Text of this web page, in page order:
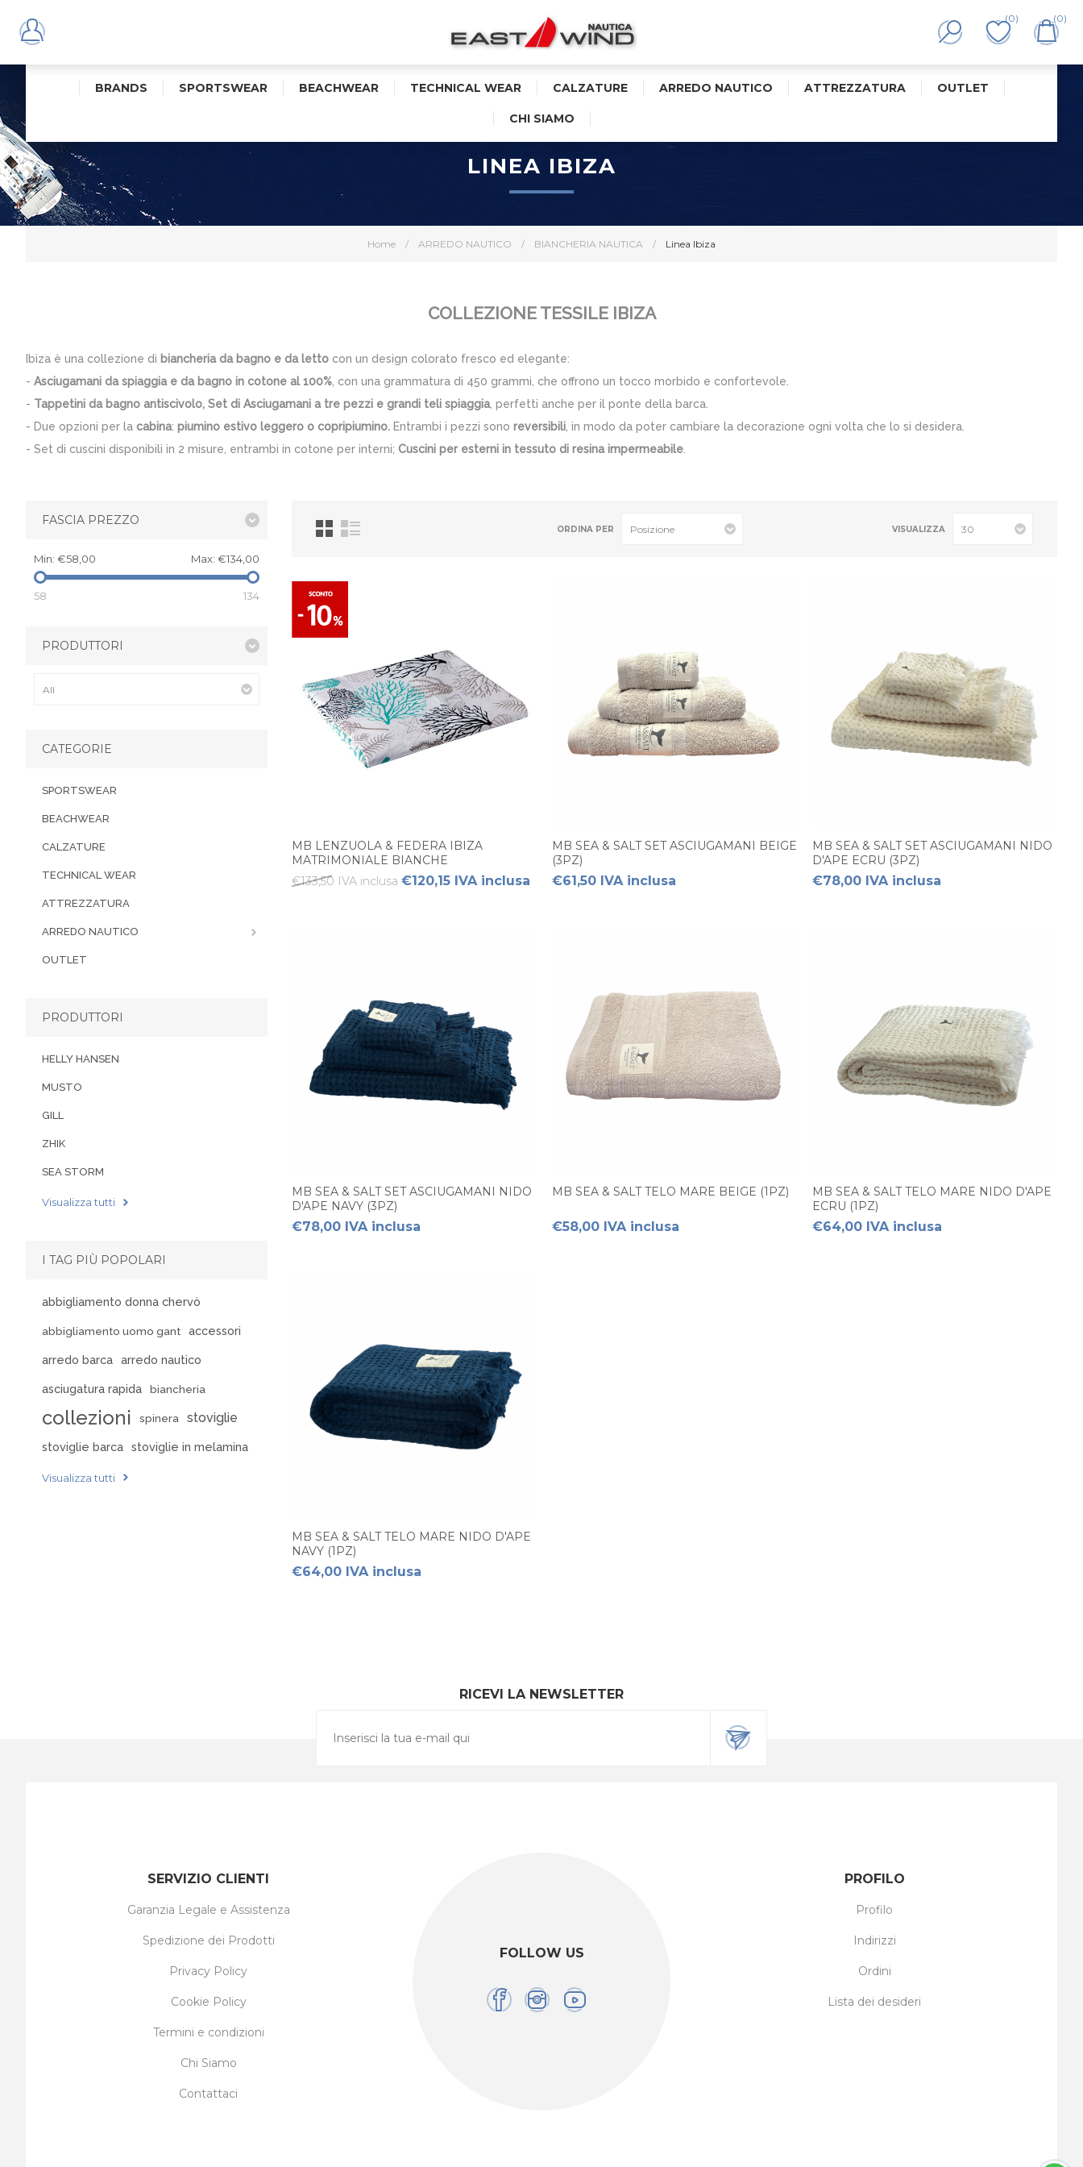
(0) (0)
BRANDS SPORTSWEAR BEACHWEAR TECHNICAL WEAR CALZATURE ARREDO NAUTICO ATTREZZATURA OUTLET
CHI SIAMO
Home / ARREDO NAUTICO / BIANCHERIA NAUTICA / Linea Ibiza
LINEA IBIZA
COLLEZIONE TESSILE IBIZA
Ibiza è una collezione di biancheria da bagno e da letto con un design colorato fresco ed elegante:
- Asciugamani da spiaggia e da bagno in cotone al 100% , con una grammatura di 450 grammi, che offrono un tocco morbido e confortevole.
- Tappetini da bagno antiscivolo, Set di Asciugamani a tre pezzi e grandi teli spiaggia, perfetti anche per il ponte della barca.
- Due opzioni per la cabina: piumino estivo leggero o copripiumino. Entrambi i pezzi sono reversibili , in modo da poter cambiare la decorazione ogni volta che lo si desidera.
- Set di cuscini disponibili in 2 misure, entrambi in cotone per interni; Cuscini per esterni in tessuto di resina impermeabile
ORDINA PER VISUALIZZA
MB LENZUOLA & FEDERA IBIZA
MATRIMONIALE BIANCHE
€133,50 IVA inclusa €120,15 IVA inclusa
MB SEA & SALT SET ASCIUGAMANI BEIGE
(3PZ)
€61,50 IVA inclusa
MB SEA & SALT SET ASCIUGAMANI NIDO
D'APE ECRU (3PZ)
€78,00 IVA inclusa
MB SEA & SALT SET ASCIUGAMANI NIDO
D'APE NAVY (3PZ)
€78,00 IVA inclusa
MB SEA & SALT TELO MARE BEIGE (1PZ)
€58,00 IVA inclusa
MB SEA & SALT TELO MARE NIDO D'APE
ECRU (1PZ)
€64,00 IVA inclusa
MB SEA & SALT TELO MARE NIDO D'APE
NAVY (1PZ)
€64,00 IVA inclusa
FASCIA PREZZO
Min: €58,00 Max: €134,00
58 134
PRODUTTORI
CATEGORIE
SPORTSWEAR
BEACHWEAR
CALZATURE
TECHNICAL WEAR
ATTREZZATURA
ARREDO NAUTICO
OUTLET
PRODUTTORI
HELLY HANSEN
MUSTO
GILL
ZHIK
SEA STORM
Visualizza tutti
I TAG PIÙ POPOLARI
abbigliamento donna chervò
abbigliamento uomo gant accessori
arredo barca arredo nautico
asciugatura rapida biancheria
collezioni spinera stoviglie
stoviglie barca stoviglie in melamina
Visualizza tutti
RICEVI LA NEWSLETTER
FOLLOW US
SERVIZIO CLIENTI
Garanzia Legale e Assistenza
Spedizione dei Prodotti
Privacy Policy
Cookie Policy
Termini e condizioni
Chi Siamo
Contattaci
PROFILO
Profilo
Indirizzi
Ordini
Lista dei desideri